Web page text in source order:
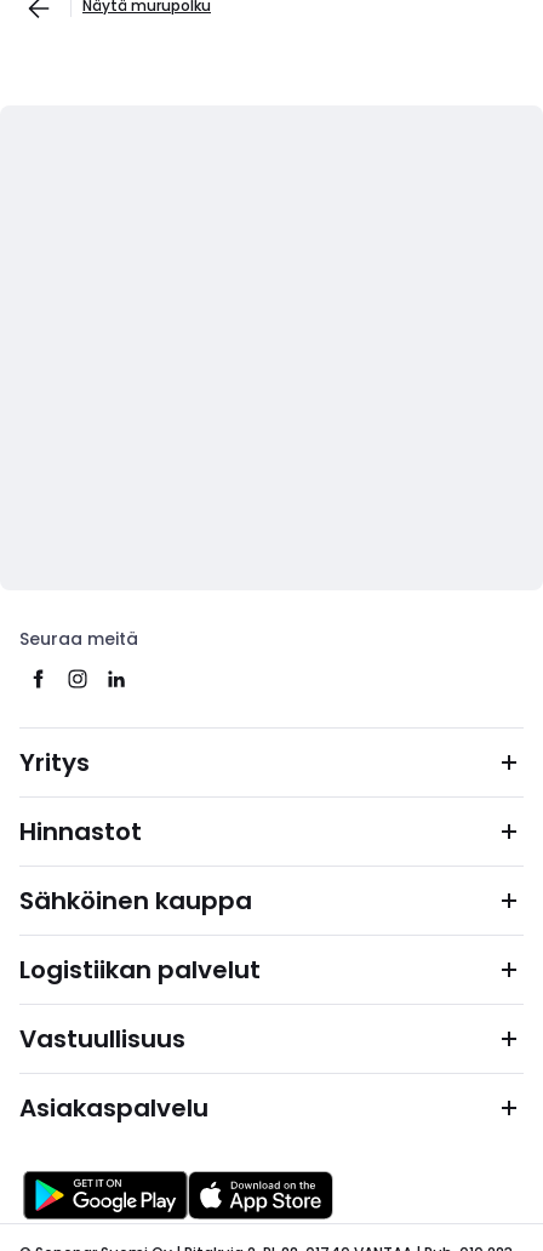
Näytä murupolku
Seuraa meitä
Yritys
Hinnastot
Sähköinen kauppa
Logistiikan palvelut
Vastuullisuus
Asiakaspalvelu